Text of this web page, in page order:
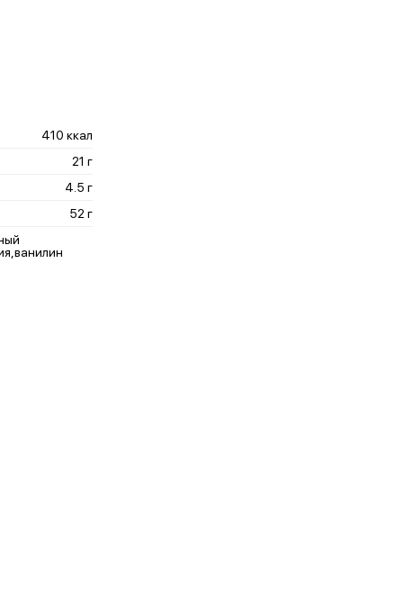
410 ккал
21 г
4.5 г
52 г